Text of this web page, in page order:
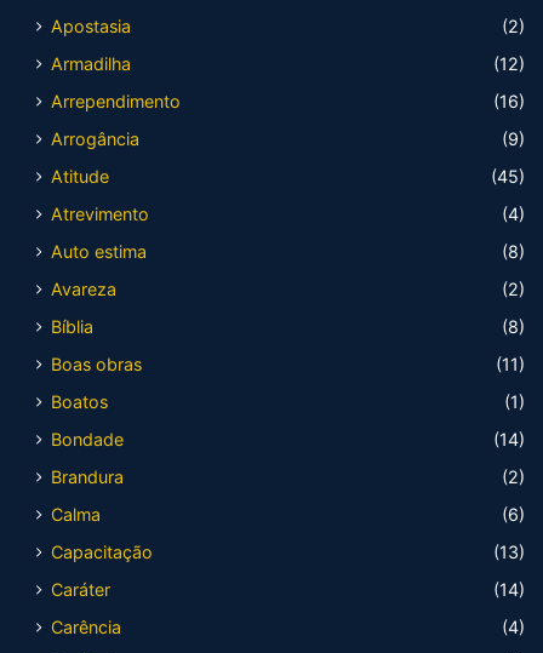
Apostasia
(2)
Armadilha
(12)
Arrependimento
(16)
Arrogância
(9)
Atitude
(45)
Atrevimento
(4)
Auto estima
(8)
Avareza
(2)
Bíblia
(8)
Boas obras
(11)
Boatos
(1)
Bondade
(14)
Brandura
(2)
Calma
(6)
Capacitação
(13)
Caráter
(14)
Carência
(4)